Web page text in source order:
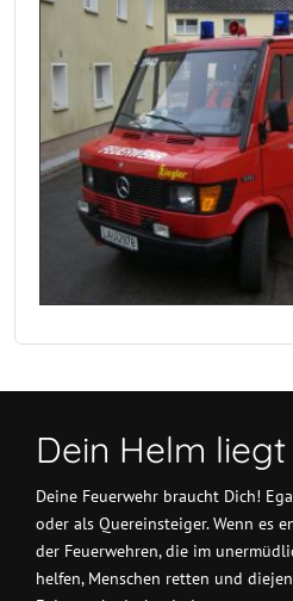
Dein Helm
Deine Feuerwehr braucht Dich!
oder als Quereinsteiger. Wenn es
der Feuerwehren, die im
helfen, Menschen retten und